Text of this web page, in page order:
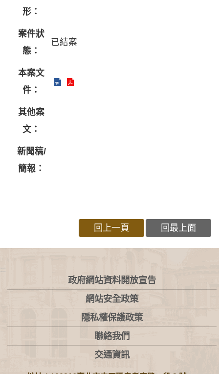
形：
案件狀
態：
已結案
本案文
件：
其他案
文：
新聞稿/
簡報：
回上一頁 回最上面
:::
政府網站資料開放宣告
網站安全政策
隱私權保護政策
聯絡我們
交通資訊